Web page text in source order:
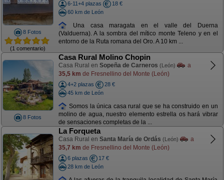
8 Fotos
(1 comentario)
6-11+4 plazas
18 €
60 km de León
Una casa maragata en el valle del Duerna
(Valduerna). A la sombra del mítico monte Teleno y en el
entorno de la Ruta romana del Oro. A 10 km ...
8 Fotos
Casa Rural Molino Chopin
Casa Rural en Sopeña de Carneros (León)
a
35,5 km de Fresnellino del Monte (León)
4+2 plazas
28 €
45 km de León
Somos la única casa rural que se ha construido en un
molino de agua, nuestro elemento estrella os hará vibrar
de sensaciones completas de la ...
La Forqueta
Casa Rural en Santa María de Ordás (León)
a
35,7 km de Fresnellino del Monte (León)
6 plazas
17 €
28 km de León